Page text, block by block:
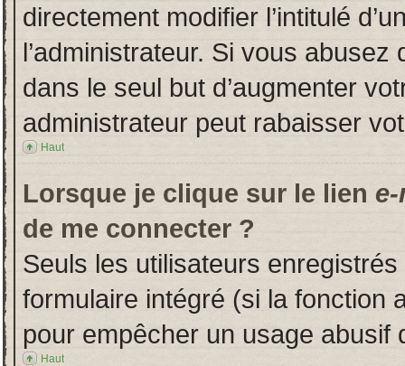
directement modifier l’intitulé
l’administrateur. Si vous
dans le seul but d’augmenter
administrateur peut rabaisser
Haut
Lorsque je clique sur le lien
de me connecter ?
Seuls les utilisateurs
formulaire intégré (si la fonction
pour empêcher un usage abusif
Haut